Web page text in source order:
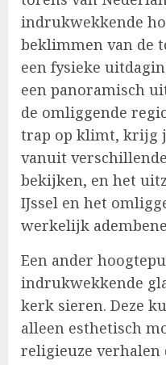
indrukwekkende
beklimmen van de
een fysieke
een panoramisch
de omliggende
trap op klimt, krijg
vanuit
bekijken, en het
IJssel en het
werkelijk
Een ander
indrukwekkende
kerk sieren. Deze
alleen esthetisch
religieuze verhalen